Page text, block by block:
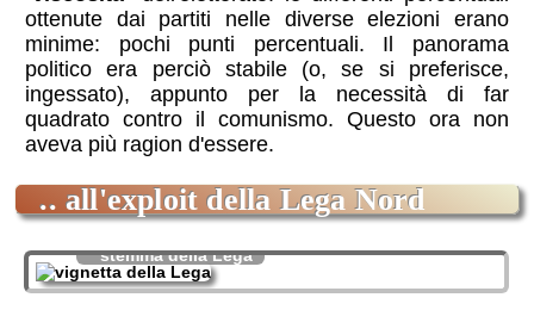
ottenute dai partiti nelle diverse elezioni erano
minime: pochi punti percentuali. Il panorama
politico era perciò stabile (o, se si preferisce,
ingessato), appunto per la necessità di far
quadrato contro il comunismo. Questo ora non
aveva più ragion d'essere.
.. all'exploit della Lega Nord
stemma della Lega